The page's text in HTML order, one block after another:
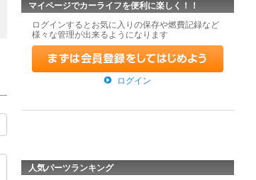
マイページでカーライフを便利に楽しく！！
ログインするとお気に入りの保存や燃費記録など
様々な管理が出来るようになります
ログイン
人気パーツランキング